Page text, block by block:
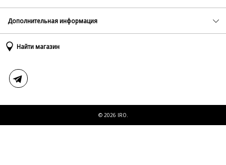
Политика конфиденциальности
Оферта
Дополнительная информация
Доставка и оплата
Таблица размеров
Найти магазин
© 2026 IRO.